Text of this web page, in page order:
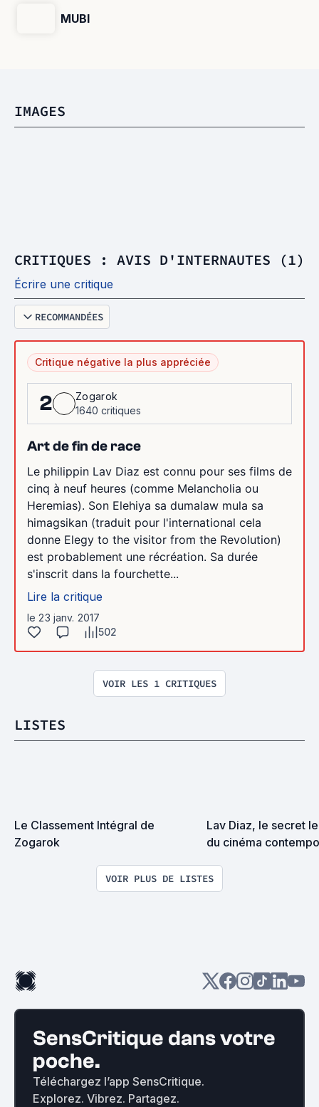
MUBI
IMAGES
CRITIQUES : AVIS D'INTERNAUTES (1)
Écrire une critique
RECOMMANDÉES
Critique négative la plus appréciée
2
Zogarok
1640 critiques
Art de fin de race
Le philippin Lav Diaz est connu pour ses films de
cinq à neuf heures (comme Melancholia ou
Heremias). Son Elehiya sa dumalaw mula sa
himagsikan (traduit pour l'international cela
donne Elegy to the visitor from the Revolution)
est probablement une récréation. Sa durée
s'inscrit dans la fourchette...
Lire la critique
le 23 janv. 2017
502
VOIR LES 1 CRITIQUES
LISTES
Le Classement Intégral de
Zogarok
Lav Diaz, le secret
du cinéma
VOIR PLUS DE LISTES
SensCritique dans votre
poche.
Téléchargez l’app SensCritique.
Explorez. Vibrez. Partagez.